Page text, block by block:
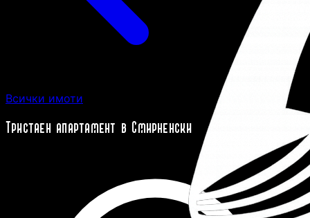
Всички имоти
Тристаен апартамент в Смирненски